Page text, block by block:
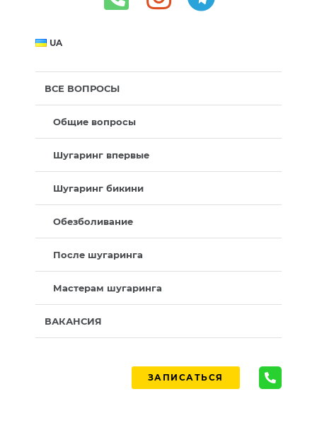
UA
ВСЕ ВОПРОСЫ
Общие вопросы
Шугаринг впервые
Шугаринг бикини
Обезболивание
После шугаринга
Мастерам шугаринга
ВАКАНСИЯ
ЗАПИСАТЬСЯ